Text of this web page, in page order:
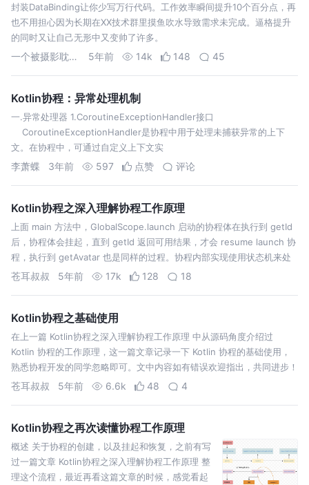
封装DataBinding让你少写万行代码。工作效率瞬间提升10个百分点，再
也不用担心因为长期在XX技术群里摸鱼吹水导致需求未完成。逼格提升
的同时又让自己无形中又变帅了许多。
一个被摄影耽误的程序猿 5年前 14k 148 45
Kotlin协程：异常处理机制
一.异常处理器 1.CoroutineExceptionHandler接口
CoroutineExceptionHandler是协程中用于处理未捕获异常的上下
文。在协程中，可通过自定义上下文实
李萧蝶 3年前 597 点赞 评论
Kotlin协程之深入理解协程工作原理
上面 main 方法中，GlobalScope.launch 启动的协程体在执行到 getId
后，协程体会挂起，直到 getId 返回可用结果，才会 resume launch 协
程，执行到 getAvatar 也是同样的过程。协程内部实现使用状态机来处
理不同的挂起点，将 G…
苍耳叔叔 5年前 17k 128 18
Kotlin协程之基础使用
在上一篇 Kotlin协程之深入理解协程工作原理 中从源码角度介绍过
Kotlin 协程的工作原理，这一篇文章记录一下 Kotlin 协程的基础使用，
熟悉协程开发的同学忽略即可。文中内容如有错误欢迎指出，共同进步！
觉得不错的留个赞再走哈~ 2019 年 Google I/O 大…
苍耳叔叔 5年前 6.6k 48 4
Kotlin协程之再次读懂协程工作原理
概述 关于协程的创建，以及挂起和恢复，之前有写
过一篇文章 Kotlin协程之深入理解协程工作原理 整
理这个流程，最近再看这篇文章的时候，感觉看起